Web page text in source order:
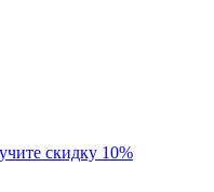
скидку 10%